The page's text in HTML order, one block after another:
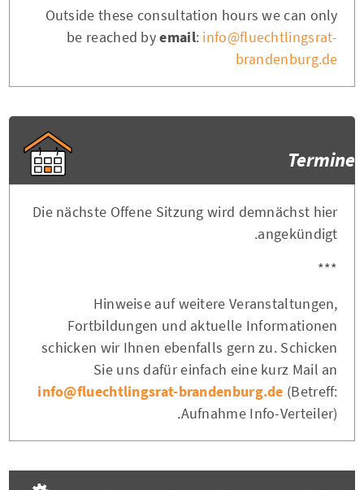
Outside these consultation hours we can only
be reached byemail: info@fluechtlingsrat-
brandenburg.de
Termine
Die nächste Offene Sitzung wird demnächst hier
angekündigt.
***
Hinweise auf weitere Veranstaltungen,
Fortbildungen und aktuelle Informationen
schicken wir Ihnen ebenfalls gern zu. Schicken
Sie uns dafür einfach eine kurz Mail an
info@fluechtlingsrat-brandenburg.de (Betreff:
Aufnahme Info-Verteiler).